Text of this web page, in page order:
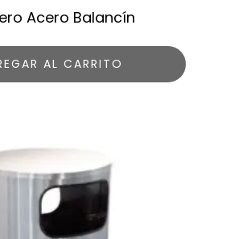
Acero Balancín
AL CARRITO